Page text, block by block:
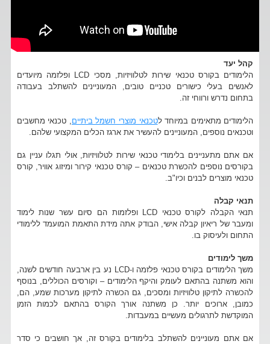
קהל יעד
הלימודים בקורס טכנאי שירות לטלוויזיות, מסכי LCD ופלזמה מיועדים
לאנשים בעלי כישורים טכניים טובים, המעוניינים להשתלב בעבודה
בתחום נדרש ורווחי זה.
הלימודים מתאימים במיוחד לטכנאי מוצרי חשמל ביתיים , טכנאי מחשבים
וטכנאים נוספים, המעוניינים להעשיר את ארגז הכלים המקצועי שלהם.
אם אתם מתעניינים בלימודי טכנאי שירות לטלוויזיות, אולי תגלו עניין גם
בקורסים נוספים להכשרת טכנאים – קורס טכנאי קירור ומיזוג אוויר, קורס
טכנאי מוצרים לבנים וכיו"ב.
תנאי קבלה
תנאי הקבלה לקורס טכנאי LCD ופלזמות הם סיום עשר שנות לימוד
ומעבר של ריאיון קבלה אישי, הבודק אתה מידת התאמת המועמד ללימודי
התחום ולעיסוק בו.
משך לימודים
משך הלימודים בקורס טכנאי פלזמה ו-LCD נע בין ארבעה חודשים לשנה,
והוא משתנה בהתאם לעומק והיקף הלימודים – וקורסים הכוללים, בנוסף
להכשרה לתיקון טלוויזיות ומסכים, גם הכשרה לתיקון מערכות שמע, הם,
כמובן, ארוכים יותר. כן משתנה אורך הקורס בהתאם לכמות הזמן
המוקדשת לתרגולים מעשיים במעבדות.
אם אתם מעוניינים להשתלב בלימודים בקורס זה, אך חושבים כי סדר